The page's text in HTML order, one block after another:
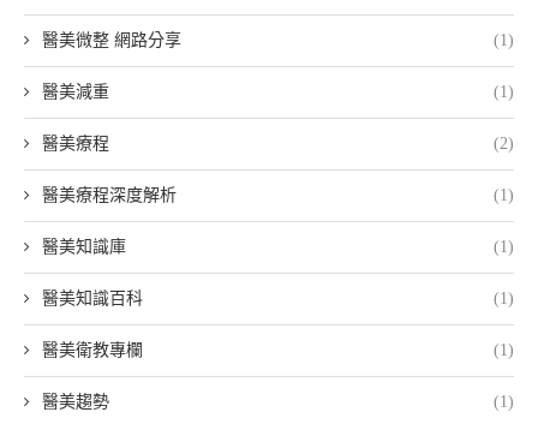
醫美微整 網路分享 (1)
醫美減重 (1)
醫美療程 (2)
醫美療程深度解析 (1)
醫美知識庫 (1)
醫美知識百科 (1)
醫美衛教專欄 (1)
醫美趨勢 (1)